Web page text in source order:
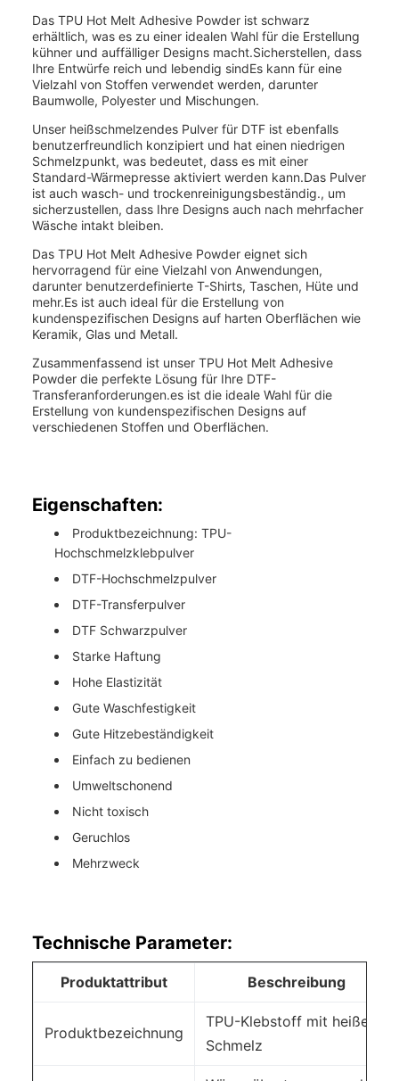
Das TPU Hot Melt Adhesive Powder ist schwarz
erhältlich, was es zu einer idealen Wahl für die Erstellung
kühner und auffälliger Designs macht.Sicherstellen, dass
Ihre Entwürfe reich und lebendig sindEs kann für eine
Vielzahl von Stoffen verwendet werden, darunter
Baumwolle, Polyester und Mischungen.
Unser heißschmelzendes Pulver für DTF ist ebenfalls
benutzerfreundlich konzipiert und hat einen niedrigen
Schmelzpunkt, was bedeutet, dass es mit einer
Standard-Wärmepresse aktiviert werden kann.Das Pulver
ist auch wasch- und trockenreinigungsbeständig., um
sicherzustellen, dass Ihre Designs auch nach mehrfacher
Wäsche intakt bleiben.
Das TPU Hot Melt Adhesive Powder eignet sich
hervorragend für eine Vielzahl von Anwendungen,
darunter benutzerdefinierte T-Shirts, Taschen, Hüte und
mehr.Es ist auch ideal für die Erstellung von
kundenspezifischen Designs auf harten Oberflächen wie
Keramik, Glas und Metall.
Zusammenfassend ist unser TPU Hot Melt Adhesive
Powder die perfekte Lösung für Ihre DTF-
Transferanforderungen.es ist die ideale Wahl für die
Erstellung von kundenspezifischen Designs auf
verschiedenen Stoffen und Oberflächen.
Eigenschaften:
Produktbezeichnung: TPU-
Hochschmelzklebpulver
DTF-Hochschmelzpulver
DTF-Transferpulver
DTF Schwarzpulver
Starke Haftung
Hohe Elastizität
Gute Waschfestigkeit
Gute Hitzebeständigkeit
Einfach zu bedienen
Umweltschonend
Nicht toxisch
Geruchlos
Mehrzweck
Technische Parameter:
Produktattribut Beschreibung
Produktbezeichnung
TPU-Klebstoff mit heißem
Schmelz